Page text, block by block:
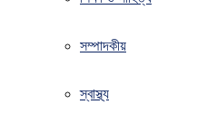
সম্পাদকীয়
স্বাস্থ্য